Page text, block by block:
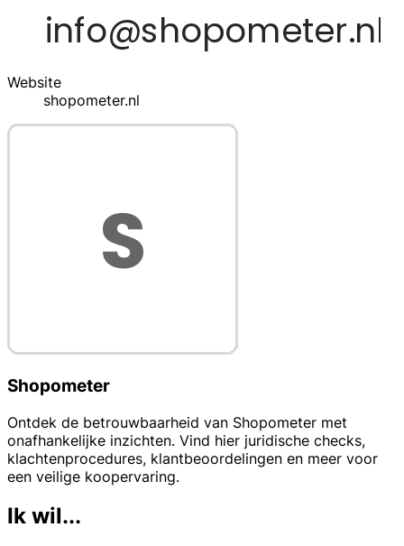
Website
shopometer.nl
Shopometer
Ontdek de betrouwbaarheid van Shopometer met
onafhankelijke inzichten. Vind hier juridische checks,
klachtenprocedures, klantbeoordelingen en meer voor
een veilige koopervaring.
Ik wil...